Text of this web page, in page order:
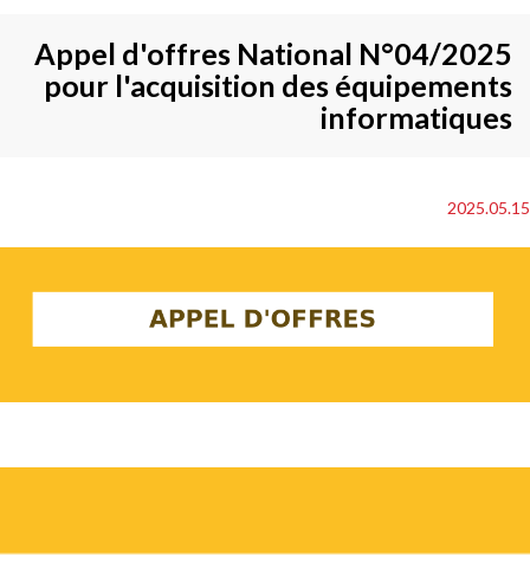
Appel d'offres National N°04/2025
pour l'acquisition des équipements
informatiques